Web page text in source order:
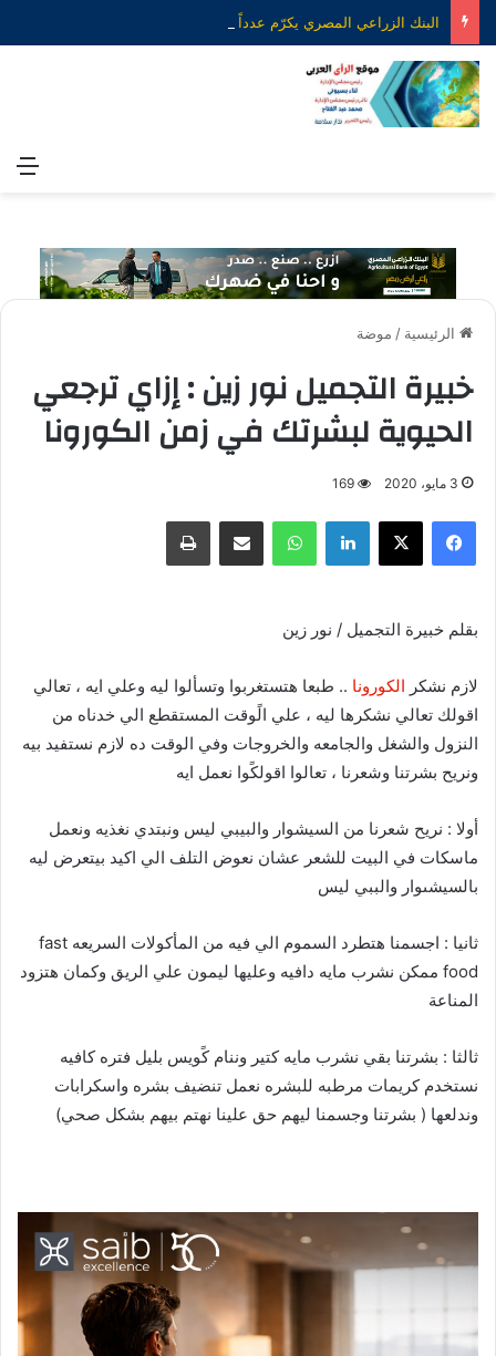
الرئيسية / موضة
خبيرة التجميل نور زين : إزاي ترجعي
الحيوية لبشرتك في زمن الكورونا
3 مايو، 2020 169
فيسبوك X لينكدإن واتساب مشاركة عبر البريد طباعة
بقلم خبيرة التجميل / نور زين
لازم نشكر الكورونا .. طبعا هتستغربوا وتسألوا ليه وعلي ايه ، تعالي
اقولك تعالي نشكرها ليه ، علي الًوقت المستقطع الي خدناه من
النزول والشغل والجامعه والخروجات وفي الوقت ده لازم نستفيد بيه
ونريح بشرتنا وشعرنا ، تعالوا اقولكًوا نعمل ايه
أولا : نريح شعرنا من السيشوار والبيبي ليس ونبتدي نغذيه ونعمل
ماسكات في البيت للشعر عشان نعوض التلف الي اكيد بيتعرض ليه
بالسيشىوار والببي ليس
ثانيا : اجسمنا هتطرد السموم الي فيه من المأكولات السريعه fast
food ممكن نشرب مايه دافيه وعليها ليمون علي الريق وكمان هتزود
المناعة
ثالثا : بشرتنا بقي نشرب مايه كتير وننام كًويس بليل فتره كافيه
نستخدم كريمات مرطبه للبشره نعمل تنضيف بشره واسكرابات
وندلعها ( بشرتنا وجسمنا ليهم حق علينا نهتم بيهم بشكل صحي)